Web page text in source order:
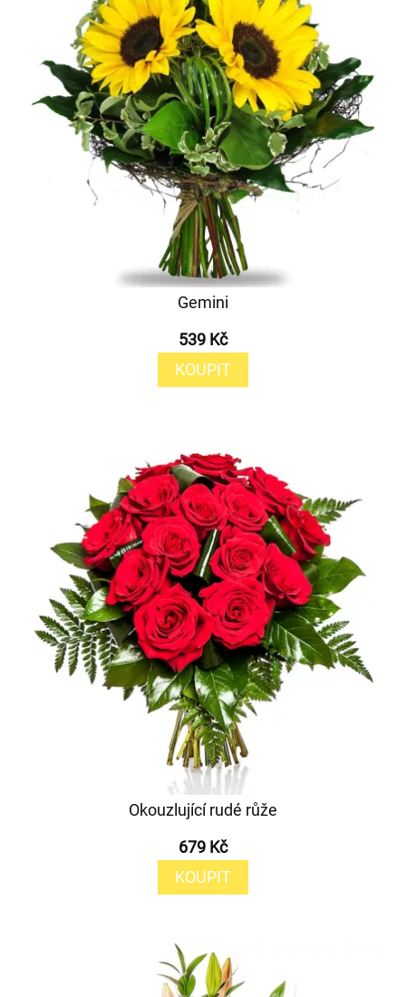
Gemini
539 Kč
KOUPIT
Okouzlující rudé růže
679 Kč
KOUPIT